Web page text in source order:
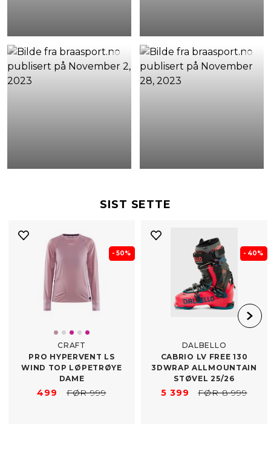
SIST SETTE
- 50%
CRAFT
PRO HYPERVENT LS
WIND TOP LØPETRØYE
DAME
499 FØR 999
- 40%
DALBELLO
CABRIO LV FREE 130
3DWRAP ALLMOUNTAIN
STØVEL 25/​26
5 399 FØR 8 999